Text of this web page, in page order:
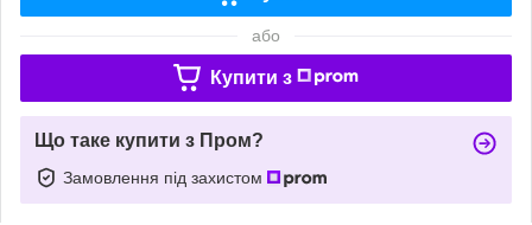
або
Купити з
Що таке купити з Пром?
Замовлення під захистом